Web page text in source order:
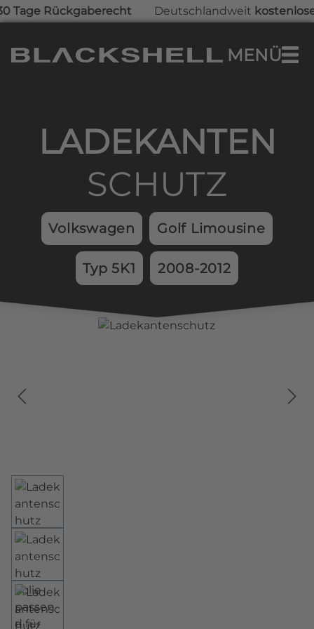
Zum Hauptinhalt springen
Rückgaberecht Deutschlandweitkostenlose
MENÜ
LADEKAN­TEN­
SCHUTZ
Volkswagen Golf Limousine
Typ 5K1 2008-2012
Bildergalerie überspringen